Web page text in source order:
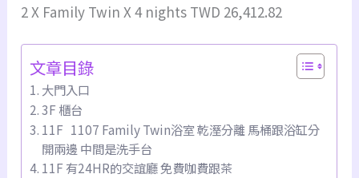
2 X Family Twin X 4 nights TWD 26,412.82
文章目錄
大門入口
3F 櫃台
11F 1107 Family Twin浴室 乾溼分離 馬桶跟浴缸分
開兩邊 中間是洗手台
11F 有24HR的交誼廳 免費咖費跟茶